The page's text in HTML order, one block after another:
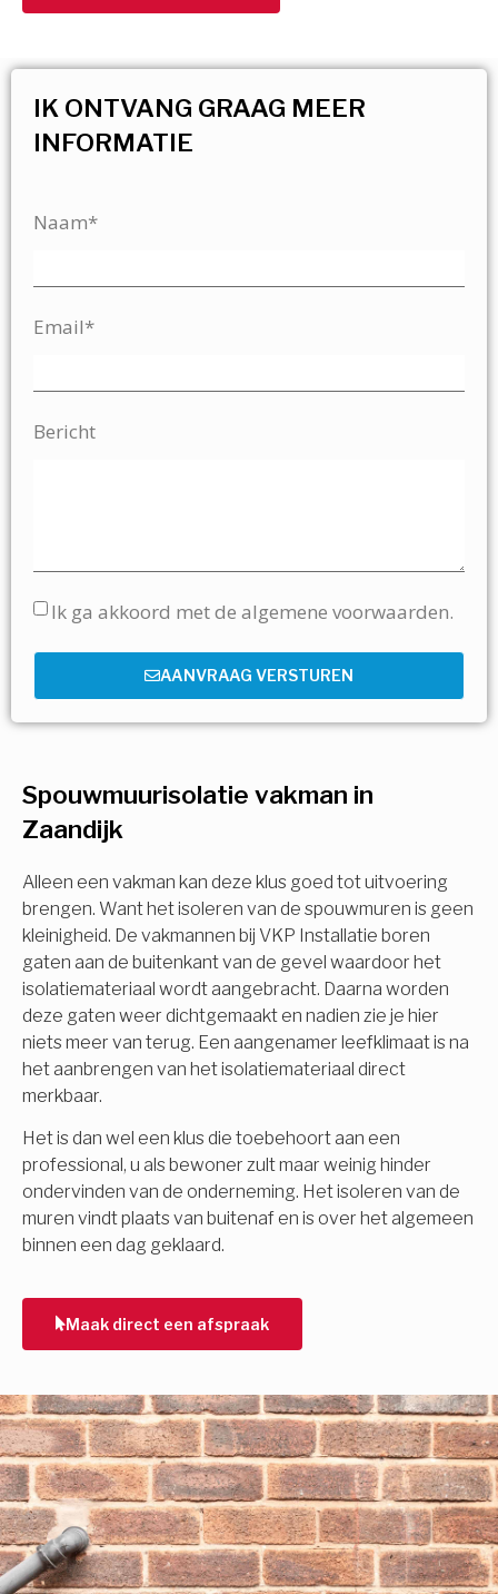
Spouwmuurisolatie vakman in
Zaandijk
Alleen een vakman kan deze klus goed tot uitvoering
brengen. Want het isoleren van de spouwmuren is geen
kleinigheid. De vakmannen bij VKP Installatie boren
gaten aan de buitenkant van de gevel waardoor het
isolatiemateriaal wordt aangebracht. Daarna worden
deze gaten weer dichtgemaakt en nadien zie je hier
niets meer van terug. Een aangenamer leefklimaat is na
het aanbrengen van het isolatiemateriaal direct
merkbaar.
Het is dan wel een klus die toebehoort aan een
professional, u als bewoner zult maar weinig hinder
ondervinden van de onderneming. Het isoleren van de
muren vindt plaats van buitenaf en is over het algemeen
binnen een dag geklaard.
Maak direct een afspraak
IK ONTVANG GRAAG MEER
INFORMATIE
Naam*
Email*
Bericht
Ik ga akkoord met de algemene voorwaarden.
AANVRAAG VERSTUREN